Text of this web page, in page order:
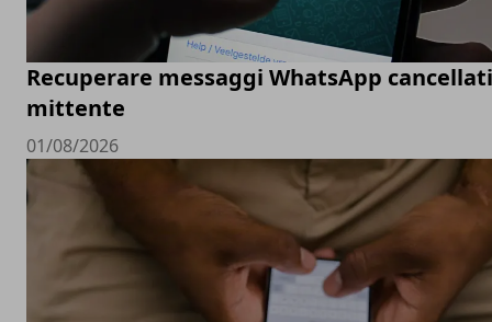
Recuperare messaggi WhatsApp
mittente
01/08/2026